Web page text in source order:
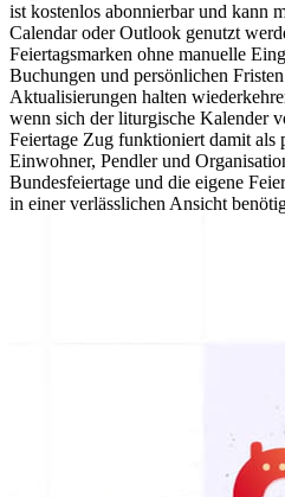
ist kostenlos abonnierbar und kann
Calendar oder Outlook genutzt
Feiertagsmarken ohne manuelle
Buchungen und persönlichen
Aktualisierungen halten
wenn sich der liturgische Kalender
Feiertage Zug funktioniert damit als
Einwohner, Pendler und
Bundesfeiertage und die eigene
in einer verlässlichen Ansicht